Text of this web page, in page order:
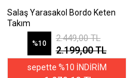
Salaş Yarasakol Bordo Keten
Takım
%10
2.449,00 TL
2.199,00 TL
sepette %10 İNDİRİM